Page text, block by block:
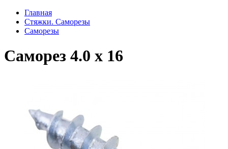
Главная
Стяжки. Саморезы
Саморезы
Саморез 4.0 х 16